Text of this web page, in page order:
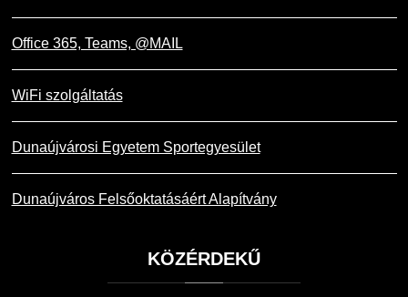
Office 365, Teams, @MAIL
WiFi szolgáltatás
Dunaújvárosi Egyetem Sportegyesület
Dunaújváros Felsőoktatásáért Alapítvány
KÖZÉRDEKŰ